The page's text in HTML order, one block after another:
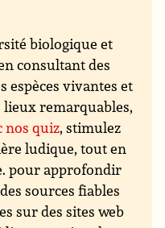
biologique et
consultant des
espèces vivantes et
lieux remarquables,
nos quiz, stimulez
ludique, tout en
pour approfondir
sources fiables
sur des sites web